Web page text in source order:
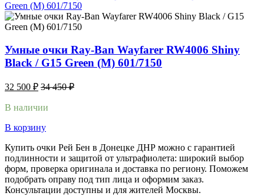
Умные очки Ray-Ban Wayfarer RW4006 Shiny
Black / G15 Green (M) 601/7150
32 500 ₽ 34 450₽
В наличии
В корзину
Купить очки Рей Бен в Донецке ДНР можно с гарантией
подлинности и защитой от ультрафиолета: широкий выбор
форм, проверка оригинала и доставка по региону. Поможем
подобрать оправу под тип лица и оформим заказ.
Консультации доступны и для жителей Москвы.